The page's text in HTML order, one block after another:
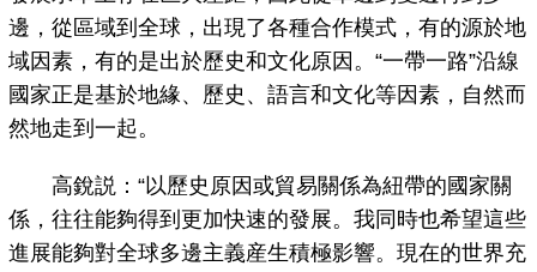
邊，從區域到全球，出現了各種合作模式，有的源於地
域因素，有的是出於歷史和文化原因。“一帶一路”沿線
國家正是基於地緣、歷史、語言和文化等因素，自然而
然地走到一起。
高銳説：“以歷史原因或貿易關係為紐帶的國家關
係，往往能夠得到更加快速的發展。我同時也希望這些
進展能夠對全球多邊主義産生積極影響。現在的世界充